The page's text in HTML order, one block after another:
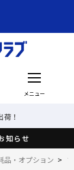
メニュー
知らせ
品・オプション >